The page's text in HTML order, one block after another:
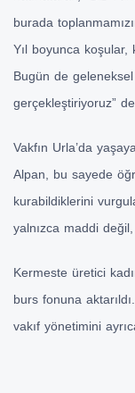
burada
Yıl boyunca koşular,
Bugün de
gerçekleştiriyoruz”
Vakfın Urla’da
Alpan, bu sayede
kurabildiklerini
yalnızca maddi
Kermeste üretici
burs fonuna aktarıldı.
vakıf yönetimini